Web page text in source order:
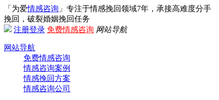
「为爱情感咨询 」专注于情感挽回领域7年，承接高难度分手
挽回，破裂婚姻挽回任务
注册登录 免费情感咨询 网站导航
网站导航
免费情感咨询
情感咨询案例
情感挽回方案
情感咨询公司